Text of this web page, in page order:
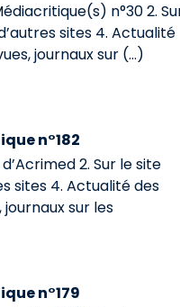
n°30 2.
sites 4. Actualité
journaux sur (…)
n°182
2. Sur le site
sites 4. Actualité des
journaux sur les
n°179